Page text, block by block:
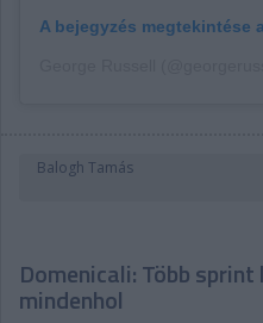
A bejegyzés megtekintése
Balogh Tamás
Domenicali: Több
mindenhol